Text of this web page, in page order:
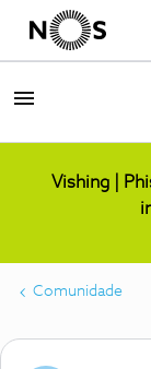
Vishing |
Comunidade